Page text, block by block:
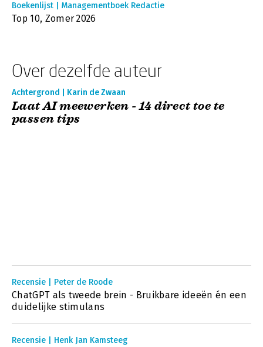
Boekenlijst | Managementboek Redactie
Top 10, Zomer 2026
Over dezelfde auteur
Achtergrond | Karin de Zwaan
Laat AI meewerken - 14 direct toe te
passen tips
Recensie | Peter de Roode
ChatGPT als tweede brein - Bruikbare ideeën én een
duidelijke stimulans
Recensie | Henk Jan Kamsteeg